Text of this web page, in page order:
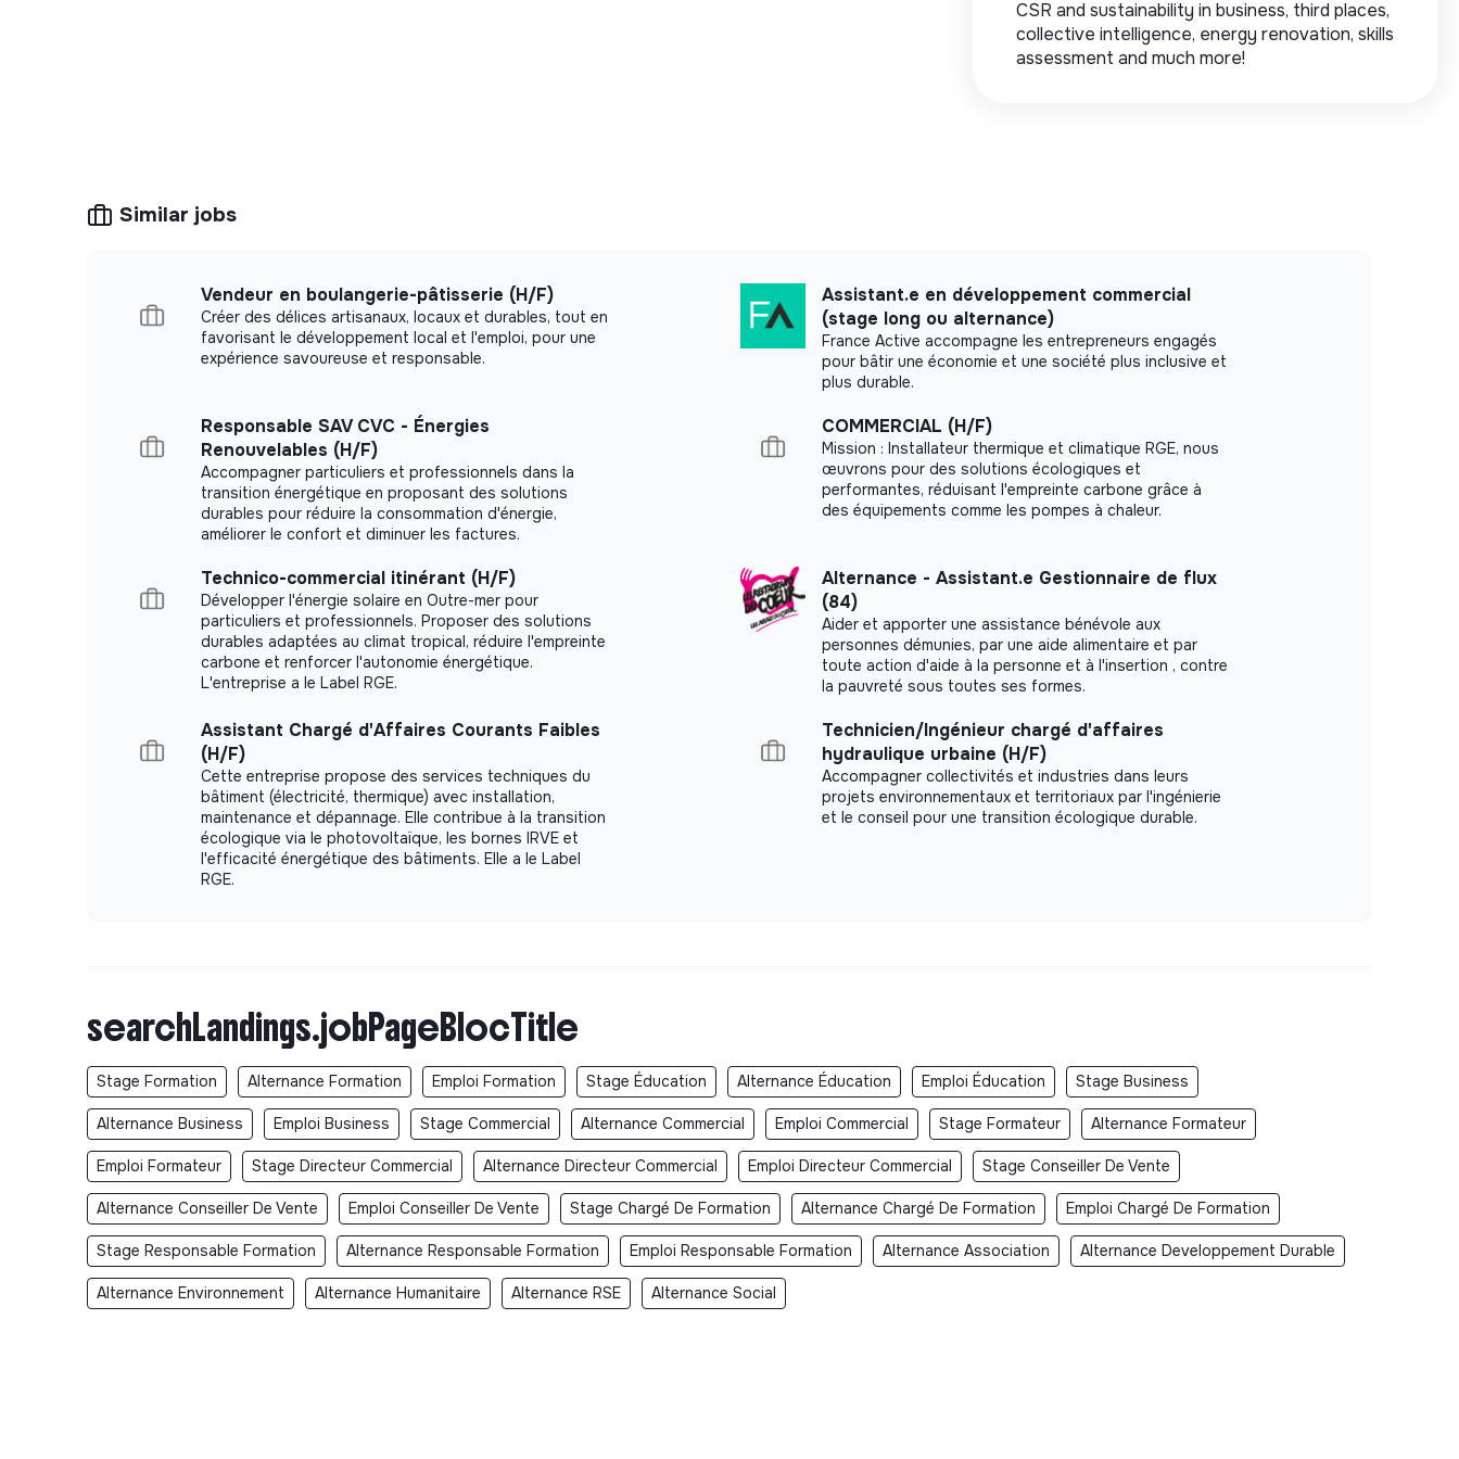
Programmation :
Période de travail de 8 Heures
Rémunération: Selon la grille légale de l’alternance (en fonction de l’âge et du niveau
d’études – entre 43 % et 100 % du SMIC)
Nombre d’heures : 24 par semaine
Horaires :
Lundi, Mardi et Jeudi
Lieu du poste : Saint-Ouen-sur-Seine
CSR and sustainability in business, third places,
collective intelligence, energy renovation, skills
assessment and much more!
Similar jobs
Vendeur en boulangerie-pâtisserie (H/F)
Créer des délices artisanaux, locaux et durables, tout en
favorisant le développement local et l'emploi, pour une
expérience savoureuse et responsable.
Assistant.e en développement commercial
(stage long ou alternance)
France Active accompagne les entrepreneurs engagés
pour bâtir une économie et une société plus inclusive et
plus durable.
Responsable SAV CVC - Énergies
Renouvelables (H/F)
Accompagner particuliers et professionnels dans la
transition énergétique en proposant des solutions
durables pour réduire la consommation d'énergie,
améliorer le confort et diminuer les factures.
COMMERCIAL (H/F)
Mission : Installateur thermique et climatique RGE, nous
œuvrons pour des solutions écologiques et
performantes, réduisant l'empreinte carbone grâce à
des équipements comme les pompes à chaleur.
Technico-commercial itinérant (H/F)
Développer l'énergie solaire en Outre-mer pour
particuliers et professionnels. Proposer des solutions
durables adaptées au climat tropical, réduire l'empreinte
carbone et renforcer l'autonomie énergétique.
L'entreprise a le Label RGE.
Alternance - Assistant.e Gestionnaire de flux
(84)
Aider et apporter une assistance bénévole aux
personnes démunies, par une aide alimentaire et par
toute action d'aide à la personne et à l'insertion , contre
la pauvreté sous toutes ses formes.
Assistant Chargé d'Affaires Courants Faibles
(H/F)
Cette entreprise propose des services techniques du
bâtiment (électricité, thermique) avec installation,
maintenance et dépannage. Elle contribue à la transition
écologique via le photovoltaïque, les bornes IRVE et
l'efficacité énergétique des bâtiments. Elle a le Label
RGE.
Technicien/Ingénieur chargé d'affaires
hydraulique urbaine (H/F)
Accompagner collectivités et industries dans leurs
projets environnementaux et territoriaux par l'ingénierie
et le conseil pour une transition écologique durable.
searchLandings.jobPageBlocTitle
Stage Formation Alternance Formation Emploi Formation Stage Éducation Alternance Éducation Emploi Éducation Stage Business
Alternance Business Emploi Business Stage Commercial Alternance Commercial Emploi Commercial Stage Formateur Alternance Formateur
Emploi Formateur Stage Directeur Commercial Alternance Directeur Commercial Emploi Directeur Commercial Stage Conseiller De Vente
Alternance Conseiller De Vente Emploi Conseiller De Vente Stage Chargé De Formation Alternance Chargé De Formation Emploi Chargé De Formation
Stage Responsable Formation Alternance Responsable Formation Emploi Responsable Formation Alternance Association Alternance Developpement Durable
Alternance Environnement Alternance Humanitaire Alternance RSE Alternance Social